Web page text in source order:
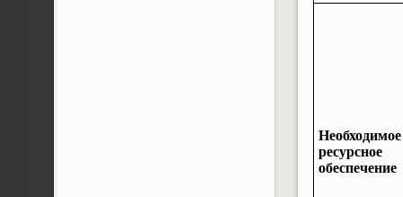
Необходимое
ресурсное
обеспечение